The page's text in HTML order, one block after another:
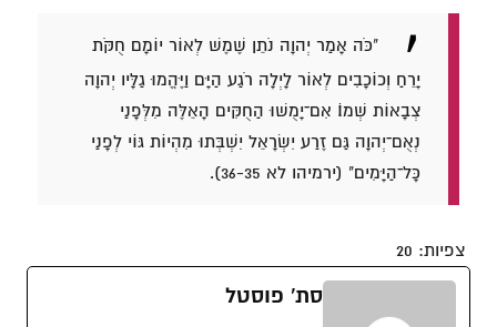
"כֹּה אָמַר יְהוָה נֹתֵן שֶׁמֶשׁ לְאוֹר יוֹמָם חֻקֹּת
יָרֵחַ וְכוֹכָבִים לְאוֹר לָיְלָה רֹגַע הַיָּם וַיֶּהֱמוּ גַלָּיו יְהוָה
צְבָאוֹת שְׁמוֹ׃ אִם־יָמֻשׁוּ הַחֻקִּים הָאֵלֶּה מִלְּפָנַי
נְאֻם־יְהוָה גַּם זֶרַע יִשְׂרָאֵל יִשְׁבְּתוּ מִהְיוֹת גּוֹי לְפָנַי
כָּל־הַיָּמִים" (ירמיהו לא 36-35).
צפיות: 20
סת' פוסטל